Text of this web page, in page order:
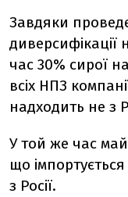
Завдяки
диверсифікації
час 30% сирої
всіх НПЗ
надходить не з
У той же час
що
з Росії.